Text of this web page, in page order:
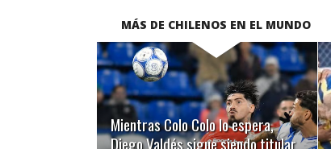
MÁS DE CHILENOS EN EL MUNDO
Mientras Colo Colo lo espera,
Diego Valdés sigue siendo titular
LEER MÁS